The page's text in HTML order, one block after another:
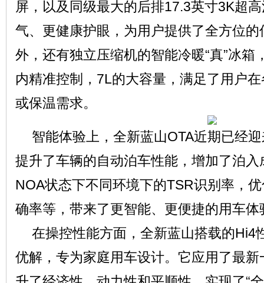
屏，以及同级最大的后排17.3英寸3K超
气、更健康护眼，为用户提供了全方位
外，还有独立压缩机的智能冷暖“真”冰
内精准控制，7L的大容量，满足了用户
或保温需求。
智能体验上，全新蓝山OTA近期已经
提升了车辆的自动泊车性能，增加了泊
NOA状态下不同环境下的TSR识别率，
确率等，带来了更智能、更便捷的用车体
在操控性能方面，全新蓝山搭载的Hi4
优解，专为家庭用车设计。它应用了最